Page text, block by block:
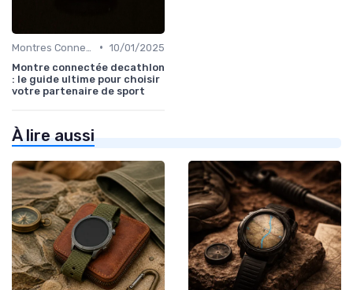
• 10/01/2025
Montre connectée decathlon
: le guide ultime pour choisir
votre partenaire de sport
À lire aussi